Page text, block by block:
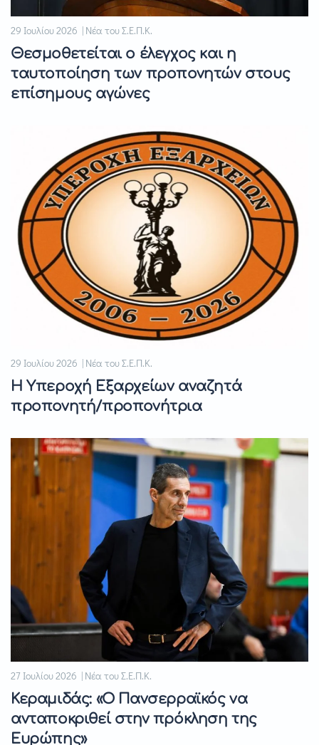
29 Ιουλίου 2026 | Νέα του Σ.Ε.Π.Κ.
Θεσμοθετείται ο έλεγχος και η
ταυτοποίηση των προπονητών στους
επίσημους αγώνες
29 Ιουλίου 2026 | Νέα του Σ.Ε.Π.Κ.
Η Υπεροχή Εξαρχείων αναζητά
προπονητή/προπονήτρια
27 Ιουλίου 2026 | Νέα του Σ.Ε.Π.Κ.
Κεραμιδάς: «Ο Πανσερραϊκός να
ανταποκριθεί στην πρόκληση της
Ευρώπης»